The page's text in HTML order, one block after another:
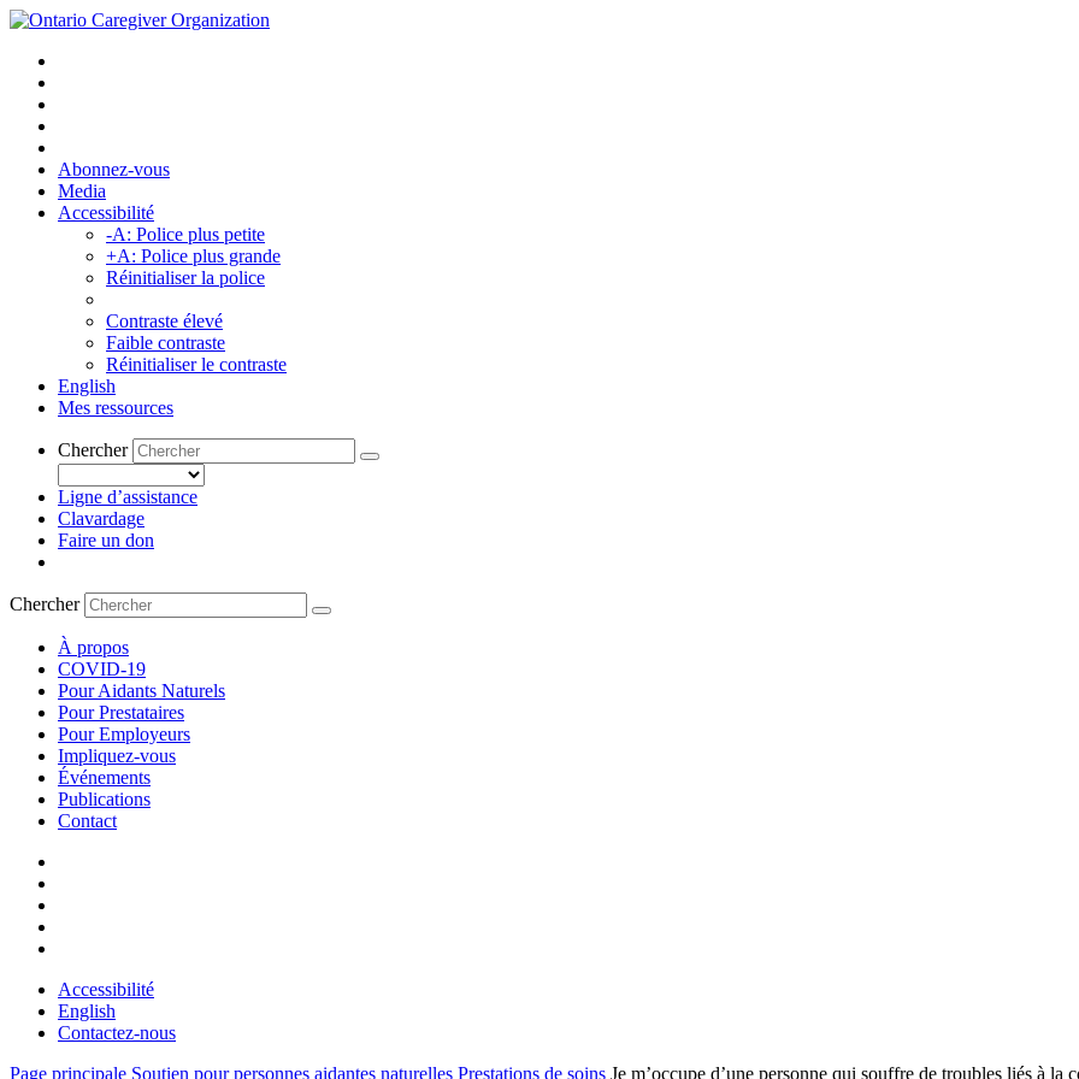
Abonnez-vous
Media
Accessibilité
-A: Police plus petite
+A: Police plus grande
Réinitialiser la police
Contraste élevé
Faible contraste
Réinitialiser le contraste
English
Mes ressources
Chercher
Ligne d’assistance
Clavardage
Faire un don
Chercher
À propos
COVID-19
Pour Aidants Naturels
Pour Prestataires
Pour Employeurs
Impliquez-vous
Événements
Publications
Contact
Accessibilité
English
Contactez-nous
Page principale Soutien pour personnes aidantes naturelles Prestations de soins Je m’occupe d’une personne qui souffre de troubles liés à la